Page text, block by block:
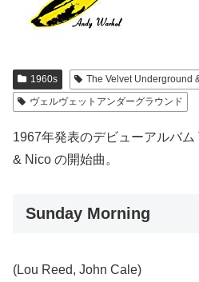
1960s
The Velvet Underground
ヴェルヴェットアンダーグラウンド
1967年発表のデビューアルバ
& Nico の開始曲。
Sunday Morning
(Lou Reed, John Cale)